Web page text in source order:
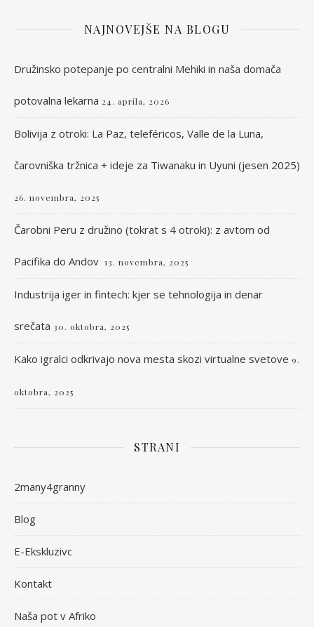
NAJNOVEJŠE NA BLOGU
Družinsko potepanje po centralni Mehiki in naša domača
potovalna lekarna 24. aprila, 2026
Bolivija z otroki: La Paz, teleféricos, Valle de la Luna,
čarovniška tržnica + ideje za Tiwanaku in Uyuni (jesen 2025)
26. novembra, 2025
Čarobni Peru z družino (tokrat s 4 otroki): z avtom od
Pacifika do Andov 13. novembra, 2025
Industrija iger in fintech: kjer se tehnologija in denar
srečata 30. oktobra, 2025
Kako igralci odkrivajo nova mesta skozi virtualne svetove 9.
oktobra, 2025
STRANI
2many4granny
Blog
E-Ekskluzivc
Kontakt
Naša pot v Afriko